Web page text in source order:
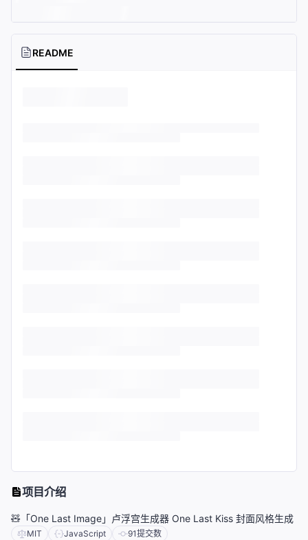
README
项目介绍
🧸「One Last Image」卢浮宫生成器 One Last Kiss 封面风格生成
MIT JavaScript 91提交数